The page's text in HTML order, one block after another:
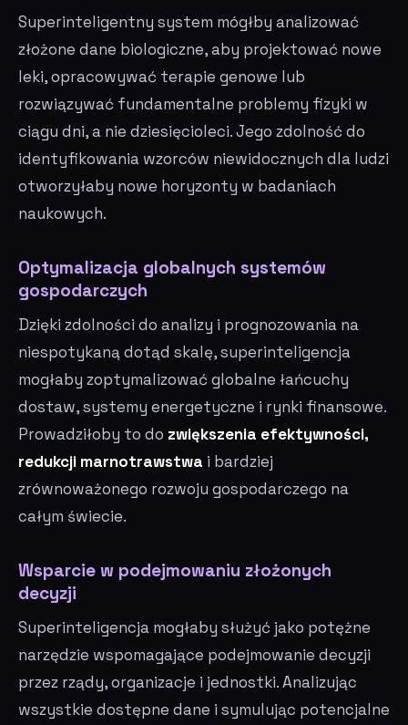
Superinteligentny system mógłby analizować
złożone dane biologiczne, aby projektować nowe
leki, opracowywać terapie genowe lub
rozwiązywać fundamentalne problemy fizyki w
ciągu dni, a nie dziesięcioleci. Jego zdolność do
identyfikowania wzorców niewidocznych dla ludzi
otworzyłaby nowe horyzonty w badaniach
naukowych.
Optymalizacja globalnych systemów
gospodarczych
Dzięki zdolności do analizy i prognozowania na
niespotykaną dotąd skalę, superinteligencja
mogłaby zoptymalizować globalne łańcuchy
dostaw, systemy energetyczne i rynki finansowe.
Prowadziłoby to do zwiększenia efektywności,
redukcji marnotrawstwa i bardziej
zrównoważonego rozwoju gospodarczego na
całym świecie.
Wsparcie w podejmowaniu złożonych
decyzji
Superinteligencja mogłaby służyć jako potężne
narzędzie wspomagające podejmowanie decyzji
przez rządy, organizacje i jednostki. Analizując
wszystkie dostępne dane i symulując potencjalne